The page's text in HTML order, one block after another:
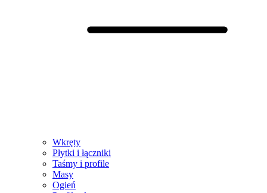
Wkręty
Płytki i łączniki
Taśmy i profile
Masy
Ogień